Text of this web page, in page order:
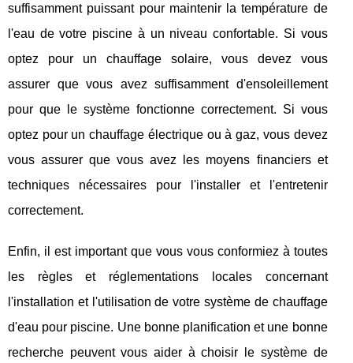
suffisamment puissant pour maintenir la température de
l'eau de votre piscine à un niveau confortable. Si vous
optez pour un chauffage solaire, vous devez vous
assurer que vous avez suffisamment d'ensoleillement
pour que le système fonctionne correctement. Si vous
optez pour un chauffage électrique ou à gaz, vous devez
vous assurer que vous avez les moyens financiers et
techniques nécessaires pour l'installer et l'entretenir
correctement.
Enfin, il est important que vous vous conformiez à toutes
les règles et réglementations locales concernant
l'installation et l'utilisation de votre système de chauffage
d'eau pour piscine. Une bonne planification et une bonne
recherche peuvent vous aider à choisir le système de